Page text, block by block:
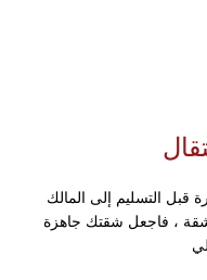
قبل التسليم إلى المالك
شقة ، فاجعل شقتك جاهزة